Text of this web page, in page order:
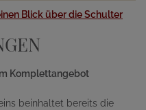
Blick über die Schulter
Komplettangebot
beinhaltet bereits die